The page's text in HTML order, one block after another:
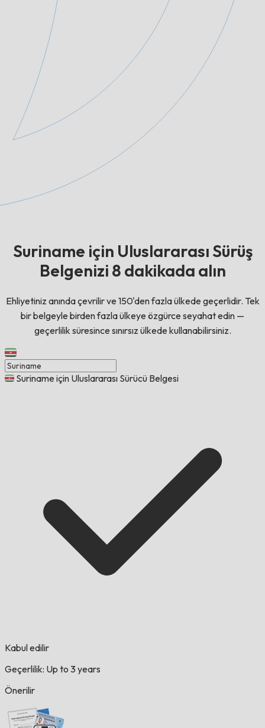
Suriname için Uluslararası Sürüş
Belgenizi 8 dakikada alın
Ehliyetiniz anında çevrilir ve 150'den fazla ülkede geçerlidir. Tek
bir belgeyle birden fazla ülkeye özgürce seyahat edin —
geçerlilik süresince sınırsız ülkede kullanabilirsiniz.
Suriname için Uluslararası Sürücü Belgesi
Kabul edilir
Geçerlilik: Up to 3 years
Önerilir